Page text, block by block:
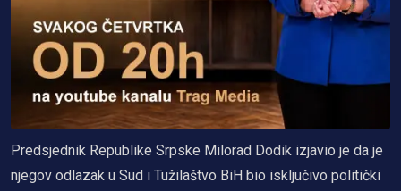
Predsjednik Republike Srpske Milorad Dodik izjavio je da je
njegov odlazak u Sud i Tužilaštvo BiH bio isključivo politički